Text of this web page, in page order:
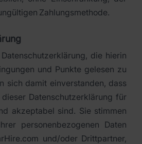
Zahlungsmethode.
die hierin
und Punkte gelesen zu
sich damit einverstanden, dass
Datenschutzerklärung für
akzeptabel sind. Sie stimmen
personenbezogenen Daten
und/oder Drittpartner,